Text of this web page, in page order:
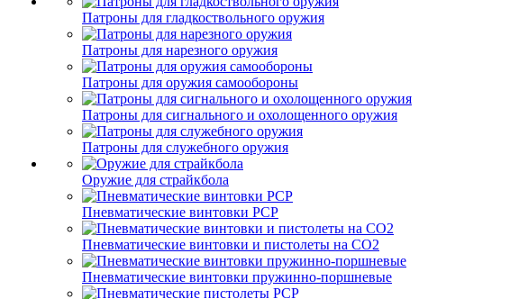
Патроны для гладкоствольного оружия
Патроны для нарезного оружия
Патроны для оружия самообороны
Патроны для сигнального и охолощенного оружия
Патроны для служебного оружия
Оружие для страйкбола
Пневматические винтовки PCP
Пневматические винтовки и пистолеты на CO2
Пневматические винтовки пружинно-поршневые